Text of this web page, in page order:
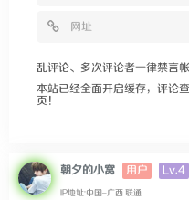
乱评论、多次评论者一律禁言
本站已经全面开启缓存，评论
页！
朝夕的小窝 用户 Lv.4
IP地址:中国–广西 联通